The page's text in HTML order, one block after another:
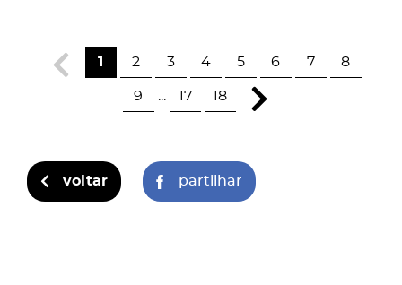
1 2 3 4 5 6 7 8
9 17 18
voltar partilhar